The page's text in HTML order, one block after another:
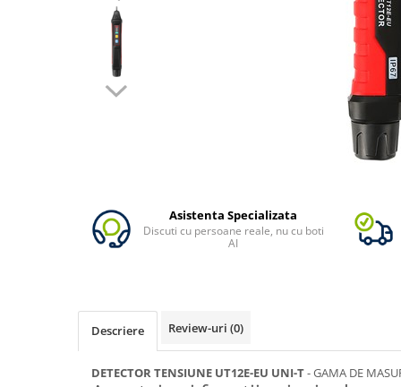
Vezi toate statiile
Accesorii Statii de Alimentare
Kituri Generatoare Solare
Cauta dupa marca
Asistenta Specializata
Discuti cu persoane reale, nu cu boti
AI
Descriere Review-uri (0)
DETECTOR TENSIUNE UT12E-EU UNI-T- GAMA DE